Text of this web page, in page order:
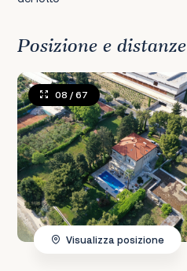
Posizione e distanze
08 / 67
Visualizza posizione